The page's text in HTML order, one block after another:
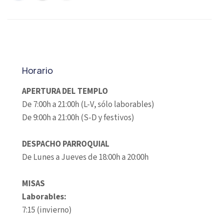
Horario
APERTURA DEL TEMPLO
De 7:00h a 21:00h (L-V, sólo laborables)
De 9:00h a 21:00h (S-D y festivos)
DESPACHO PARROQUIAL
De Lunes a Jueves de 18:00h a 20:00h
MISAS
Laborables:
7:15 (invierno)